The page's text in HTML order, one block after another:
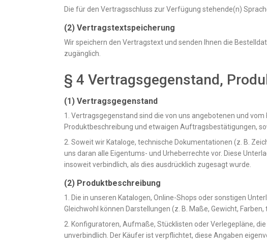
Die für den Vertragsschluss zur Verfügung stehende(n)
(2) Vertragstextspeicherung
Wir speichern den Vertragstext und senden Ihnen die
zugänglich.
§ 4 Vertragsgegenstand,
(1) Vertragsgegenstand
1. Vertragsgegenstand sind die von uns angebotenen und
Produktbeschreibung und etwaigen Auftragsbestätigungen,
2. Soweit wir Kataloge, technische Dokumentationen (z. B.
uns daran alle Eigentums- und Urheberrechte vor. Diese
insoweit verbindlich, als dies ausdrücklich zugesagt wurde.
(2) Produktbeschreibung
1. Die in unseren Katalogen, Online-Shops oder sonstigen
Gleichwohl können Darstellungen (z. B. Maße, Gewicht,
2. Konfiguratoren, Aufmaße, Stücklisten oder Verlegepläne,
unverbindlich. Der Käufer ist verpflichtet, diese Angaben